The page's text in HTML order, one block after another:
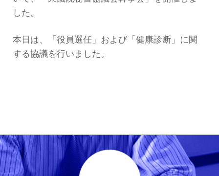
した。
本日は、「役員選任」および「健康診断」に関
する協議を行いました。